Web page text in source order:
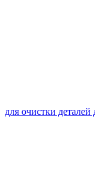
для очистки деталей